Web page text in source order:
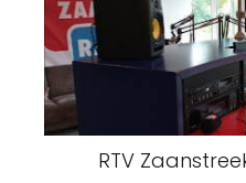
RTV